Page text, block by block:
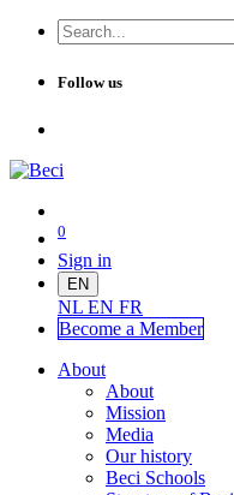
Follow us
0
Sign in
EN
NL EN FR
Become a Member
About
About
Mission
Media
Our history
Beci Schools